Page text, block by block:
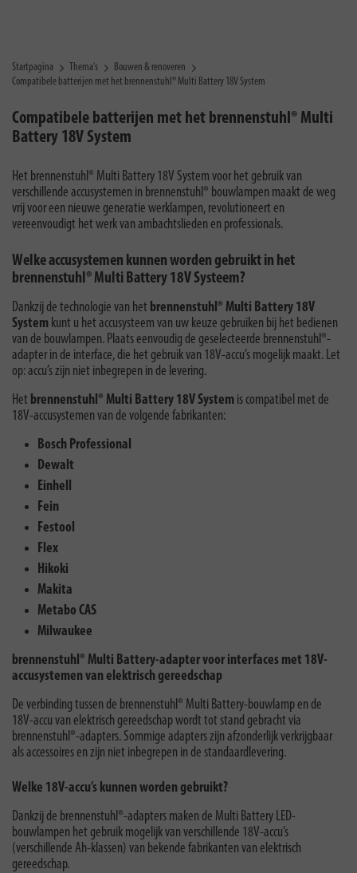
Startpagina Thema's
Bouwen & renoveren
Compatibele batterijen met het brennenstuhl® Multi Battery 18V System
Compatibele batterijen met het brennenstuhl® Multi
Battery 18V System
Het brennenstuhl® Multi Battery 18V System voor het gebruik van
verschillende accusystemen in brennenstuhl® bouwlampen maakt de weg
vrij voor een nieuwe generatie werklampen, revolutioneert en
vereenvoudigt het werk van ambachtslieden en professionals.
Welke accusystemen kunnen worden gebruikt in het
brennenstuhl® Multi Battery 18V Systeem?
Dankzij de technologie van het brennenstuhl® Multi Battery 18V
System kunt u het accusysteem van uw keuze gebruiken bij het bedienen
van de bouwlampen. Plaats eenvoudig de geselecteerde brennenstuhl®-
adapter in de interface, die het gebruik van 18V-accu’s mogelijk maakt. Let
op: accu’s zijn niet inbegrepen in de levering.
Het brennenstuhl® Multi Battery 18V System is compatibel met de
18V-accusystemen van de volgende fabrikanten:
Bosch Professional
Dewalt
Einhell
Fein
Festool
Flex
Hikoki
Makita
Metabo CAS
Milwaukee
brennenstuhl® Multi Battery-adapter voor interfaces met 18V-
accusystemen van elektrisch gereedschap
De verbinding tussen de brennenstuhl® Multi Battery-bouwlamp en de
18V-accu van elektrisch gereedschap wordt tot stand gebracht via
brennenstuhl®-adapters. Sommige adapters zijn afzonderlijk verkrijgbaar
als accessoires en zijn niet inbegrepen in de standaardlevering.
Welke 18V-accu’s kunnen worden gebruikt?
Dankzij de brennenstuhl®-adapters maken de Multi Battery LED-
bouwlampen het gebruik mogelijk van verschillende 18V-accu’s
(verschillende Ah-klassen) van bekende fabrikanten van elektrisch
gereedschap.